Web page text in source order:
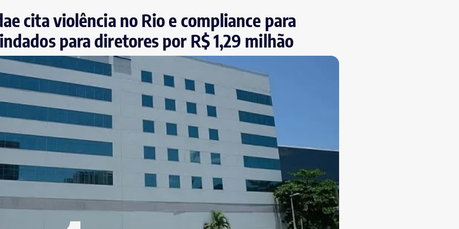
cita violência no Rio e compliance para
para diretores por R$ 1,29 milhão